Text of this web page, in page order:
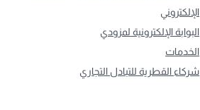
الإلكتروني
البوابة الإلكترونية لمزودي
الخدمات
شركاء القطرية للتبادل التجاري